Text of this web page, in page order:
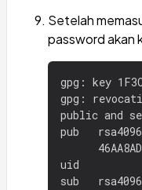
Setelah
password akan
gpg: key
gpg:
public and
pub
uid